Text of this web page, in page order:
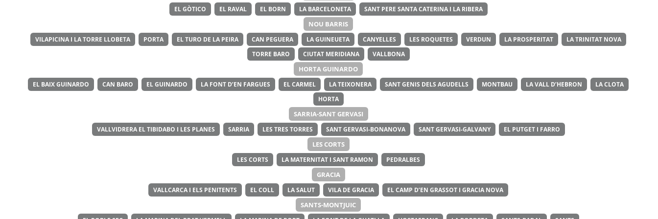
EL GÒTICO EL RAVAL EL BORN LA BARCELONETA SANT PERE SANTA CATERINA I LA RIBERA
NOU BARRIS
VILAPICINA I LA TORRE LLOBETA PORTA EL TURO DE LA PEIRA CAN PEGUERA LA GUINEUETA CANYELLES LES ROQUETES VERDUN LA PROSPERITAT
LA TRINITAT NOVA
TORRE BARO
CIUTAT MERIDIANA VALLBONA
HORTA GUINARDO
EL BAIX GUINARDO CAN BARO EL GUINARDO LA FONT D’EN FARGUES EL CARMEL LA TEIXONERA SANT GENIS DELS AGUDELLS MONTBAU LA VALL D’HEBRON
LA CLOTA
HORTA
SARRIA-SANT GERVASI
VALLVIDRERA EL TIBIDABO I LES PLANES SARRIA LES TRES TORRES SANT GERVASI-BONANOVA SANT GERVASI-GALVANY EL PUTGET I FARRO
LES CORTS
LES CORTS LA MATERNITAT I SANT RAMON PEDRALBES
GRACIA
VALLCARCA I ELS PENITENTS EL COLL LA SALUT VILA DE GRACIA EL CAMP D’EN GRASSOT I GRACIA NOVA
SANTS-MONTJUIC